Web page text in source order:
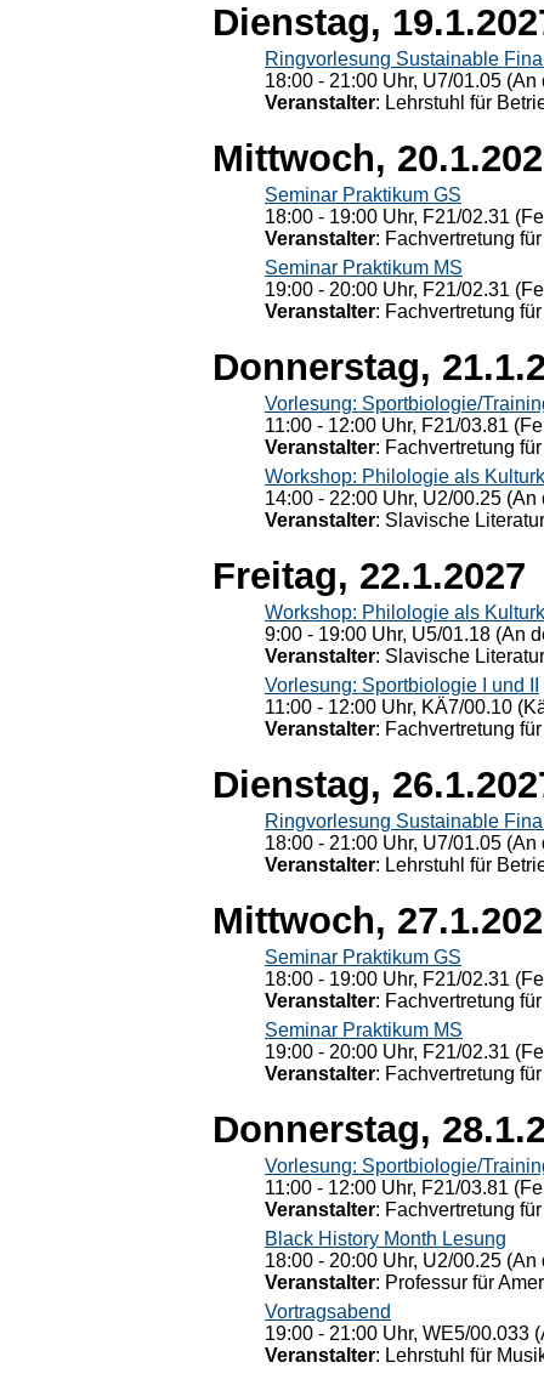
Dienstag,
Ringvorlesung Sustainable
18:00 - 21:00 Uhr, U7/01.05
Veranstalter: Lehrstuhl für
Mittwoch,
Seminar Praktikum GS
18:00 - 19:00 Uhr, F21/02.31
Veranstalter: Fachvertretung
Seminar Praktikum MS
19:00 - 20:00 Uhr, F21/02.31
Veranstalter: Fachvertretung
Donnerstag,
Vorlesung: Sportbiologie/
11:00 - 12:00 Uhr, F21/03.81
Veranstalter: Fachvertretung
Workshop: Philologie als
14:00 - 22:00 Uhr, U2/00.25
Veranstalter: Slavische
Freitag, 22.1.2027
Workshop: Philologie als
9:00 - 19:00 Uhr, U5/01.18 (An
Veranstalter: Slavische
Vorlesung: Sportbiologie I und II
11:00 - 12:00 Uhr, KÄ7/00.10
Veranstalter: Fachvertretung
Dienstag,
Ringvorlesung Sustainable
18:00 - 21:00 Uhr, U7/01.05
Veranstalter: Lehrstuhl für
Mittwoch,
Seminar Praktikum GS
18:00 - 19:00 Uhr, F21/02.31
Veranstalter: Fachvertretung
Seminar Praktikum MS
19:00 - 20:00 Uhr, F21/02.31
Veranstalter: Fachvertretung
Donnerstag,
Vorlesung: Sportbiologie/
11:00 - 12:00 Uhr, F21/03.81
Veranstalter: Fachvertretung
Black History Month Lesung
18:00 - 20:00 Uhr, U2/00.25
Veranstalter: Professur für
Vortragsabend
19:00 - 21:00 Uhr, WE5/00.033
Veranstalter: Lehrstuhl für